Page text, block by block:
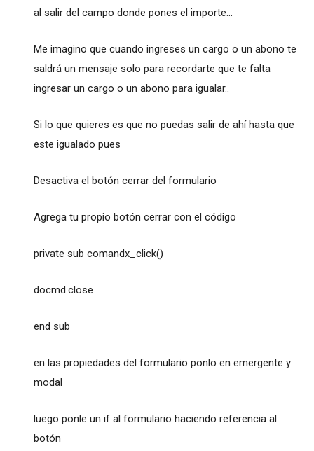
al salir del campo donde pones el importe...
Me imagino que cuando ingreses un cargo o un abono te
saldrá un mensaje solo para recordarte que te falta
ingresar un cargo o un abono para igualar..
Si lo que quieres es que no puedas salir de ahí hasta que
este igualado pues
Desactiva el botón cerrar del formulario
Agrega tu propio botón cerrar con el código
private sub comandx_click()
docmd.close
end sub
en las propiedades del formulario ponlo en emergente y
modal
luego ponle un if al formulario haciendo referencia al
botón